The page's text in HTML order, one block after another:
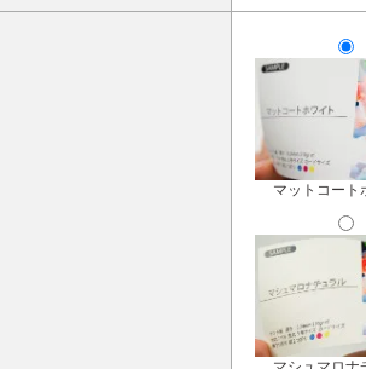
マットコート